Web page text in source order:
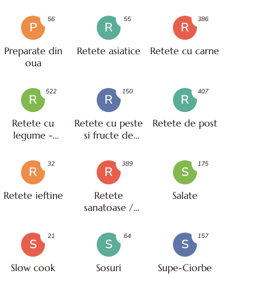
P
Preparate din
oua
56
R
Retete asiatice
55
R
Retete cu carne
386
R
Retete cu
legume -
522
R
Retete cu peste
si fructe de
150
R
Retete de post
407
R
Retete ieftine
32
R
Retete
sanatoase /
389
S
Salate
175
S
Slow cook
21
S
Sosuri
64
S
Supe-Ciorbe
157